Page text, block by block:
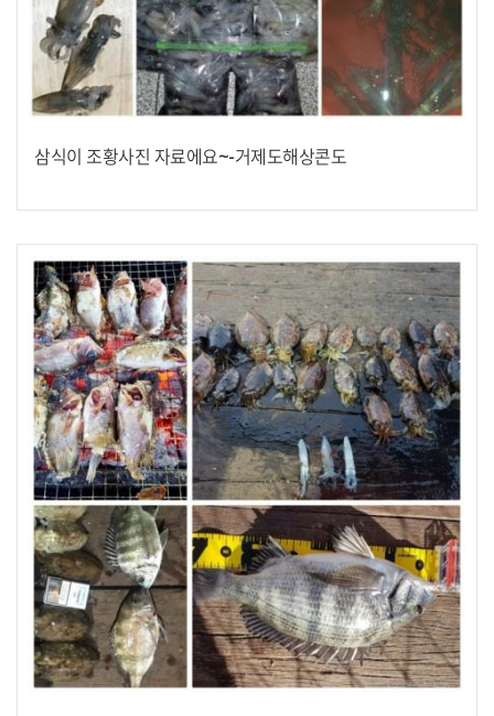
삼식이 조황사진 자료에요~-거제도해상콘도